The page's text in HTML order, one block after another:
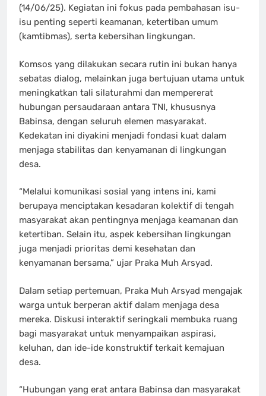
(14/06/25). Kegiatan ini fokus pada pembahasan isu-
isu penting seperti keamanan, ketertiban umum
(kamtibmas), serta kebersihan lingkungan.
Komsos yang dilakukan secara rutin ini bukan hanya
sebatas dialog, melainkan juga bertujuan utama untuk
meningkatkan tali silaturahmi dan mempererat
hubungan persaudaraan antara TNI, khususnya
Babinsa, dengan seluruh elemen masyarakat.
Kedekatan ini diyakini menjadi fondasi kuat dalam
menjaga stabilitas dan kenyamanan di lingkungan
desa.
“Melalui komunikasi sosial yang intens ini, kami
berupaya menciptakan kesadaran kolektif di tengah
masyarakat akan pentingnya menjaga keamanan dan
ketertiban. Selain itu, aspek kebersihan lingkungan
juga menjadi prioritas demi kesehatan dan
kenyamanan bersama,” ujar Praka Muh Arsyad.
Dalam setiap pertemuan, Praka Muh Arsyad mengajak
warga untuk berperan aktif dalam menjaga desa
mereka. Diskusi interaktif seringkali membuka ruang
bagi masyarakat untuk menyampaikan aspirasi,
keluhan, dan ide-ide konstruktif terkait kemajuan
desa.
“Hubungan yang erat antara Babinsa dan masyarakat